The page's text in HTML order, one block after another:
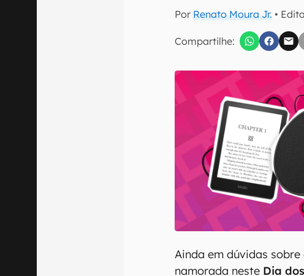
Por Renato Moura Jr. •
Compartilhe:
Confirmo que li,
Ainda em dúvidas
namorada neste Dia